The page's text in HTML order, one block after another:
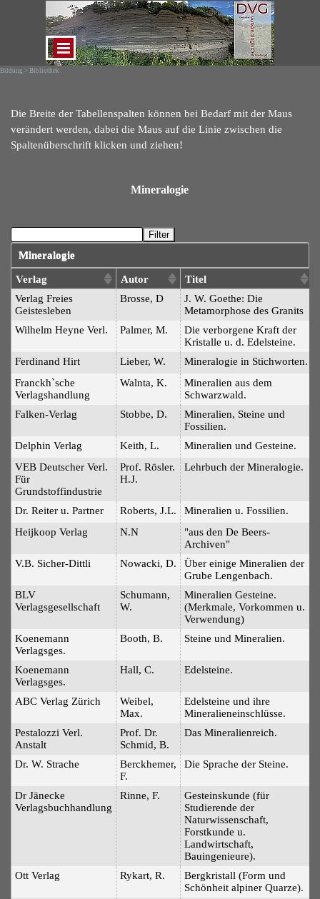
Direkt zum Seiteninhalt
Menü überspringen
Bildung > Bibliothek
Die Breite der Tabellenspalten können bei Bedarf mit der Maus
verändert werden, dabei die Maus auf die Linie zwischen die
Spaltenüberschrift klicken und ziehen!
Mineralogie
Filter
Mineralogie
Verlag Autor
Titel
Verlag Freies
Geistesleben
Brosse, D
J. W. Goethe: Die
Metamorphose des Granits
Wilhelm Heyne Verl.
Palmer, M.
Die verborgene Kraft der
Kristalle u. d. Edelsteine.
Ferdinand Hirt
Lieber, W.
Mineralogie in Stichworten.
Franckh`sche
Verlagshandlung
Walnta, K.
Mineralien aus dem
Schwarzwald.
Falken-Verlag
Stobbe, D.
Mineralien, Steine und
Fossilien.
Delphin Verlag
Keith, L.
Mineralien und Gesteine.
VEB Deutscher Verl.
Für
Grundstoffindustrie
Prof. Rösler.
H.J.
Lehrbuch der Mineralogie.
Dr. Reiter u. Partner Roberts, J.L.
Mineralien u. Fossilien.
Heijkoop Verlag
N.N
"aus den De Beers-
Archiven"
V.B. Sicher-Dittli
Nowacki, D.
Über einige Mineralien der
Grube Lengenbach.
BLV
Verlagsgesellschaft
Schumann,
W.
Mineralien Gesteine.
(Merkmale, Vorkommen u.
Verwendung)
Koenemann
Verlagsges.
Booth, B. Steine und Mineralien.
Koenemann
Verlagsges.
Hall, C. Edelsteine.
ABC Verlag Zürich
Weibel,
Max.
Edelsteine und ihre
Mineralieneinschlüsse.
Pestalozzi Verl.
Anstalt
Prof. Dr.
Schmid, B.
Das Mineralienreich.
Dr. W. Strache
Berckhemer,
F.
Die Sprache der Steine.
Dr Jänecke
Verlagsbuchhandlung
Rinne, F.
Gesteinskunde (für
Studierende der
Naturwissenschaft,
Forstkunde u.
Landwirtschaft,
Bauingenieure).
Ott Verlag
Rykart, R.
Bergkristall (Form und
Schönheit alpiner Quarze).